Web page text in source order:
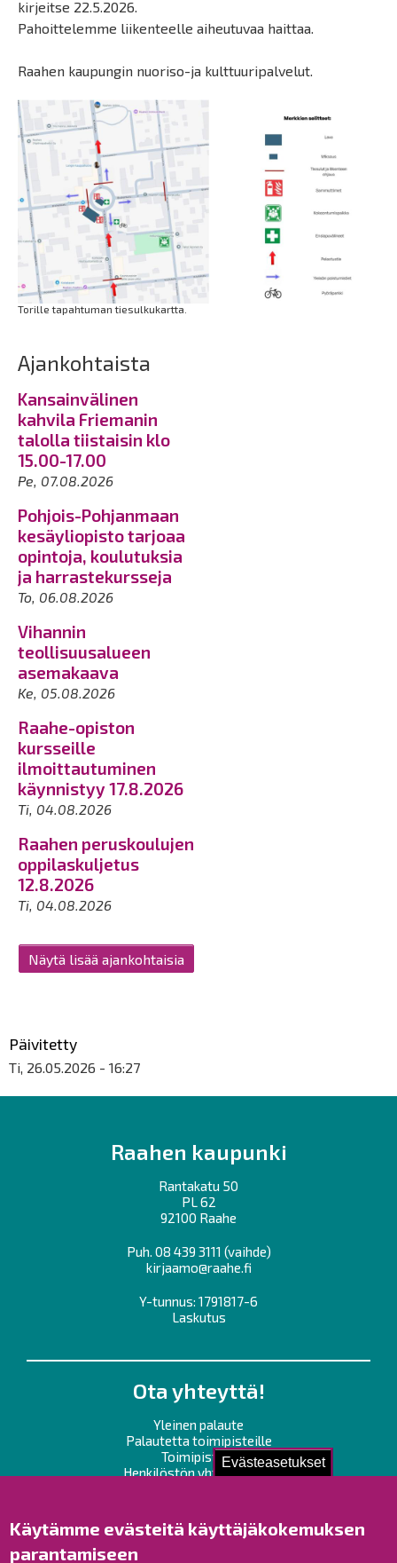
Evästeasetukset
Käytämme evästeitä käyttäjäkokemuksen
parantamiseen
kirjeitse 22.5.2026.
Pahoittelemme liikenteelle aiheutuvaa haittaa.
Raahen kaupungin nuoriso-ja kulttuuripalvelut.
Torille tapahtuman tiesulkukartta.
Ajankohtaista
Kansainvälinen
kahvila Friemanin
talolla tiistaisin klo
15.00-17.00
Pe, 07.08.2026
Pohjois-Pohjanmaan
kesäyliopisto tarjoaa
opintoja, koulutuksia
ja harrastekursseja
To, 06.08.2026
Vihannin
teollisuusalueen
asemakaava
Ke, 05.08.2026
Raahe-opiston
kursseille
ilmoittautuminen
käynnistyy 17.8.2026
Ti, 04.08.2026
Raahen peruskoulujen
oppilaskuljetus
12.8.2026
Ti, 04.08.2026
Näytä lisää ajankohtaisia
Päivitetty
Ti, 26.05.2026 - 16:27
Raahen kaupunki
Rantakatu 50
PL 62
92100 Raahe
Puh. 08 439 3111 (vaihde)
kirjaamo@raahe.fi
Y-tunnus: 1791817-6
Laskutus
Ota yhteyttä!
Yleinen palaute
Palautetta toimipisteille
Toimipisteet
Henkilöstön yhteystiedot
Raahe Facebookissa
Raahe Instagramissa